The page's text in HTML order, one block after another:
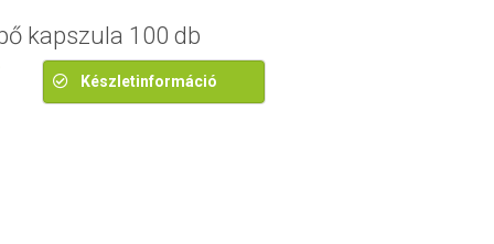
kapszula 100 db
Készletinformáció